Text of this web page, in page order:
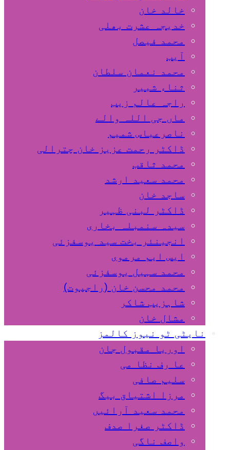
خالد خان
خدیجہ عشرت بھلی
محمد فیصل
آیب
محمد نعمان سلطان
ثناء شبیر
راجہ عالم زیب
ماں جی اللہ والے
ناصرعباس شمیم
ڈاکٹر رحمت عزیز خان چترالی
محمد ثاقب
محمد سعید ارشد
ساجد خان
ڈاکٹر لبنی ظہیر
سیدہ سنمبلہ بخاری
انجینئر بخت سید یوسفزئی
ایس ایم مرموی
محمد سہیل یوسفزئی
محمد محسن خان (راجپوت)
شاہزیب شاکر
مشال خان
نایٹی ٹو نیوز کالمز
اوریا مقبول جان
عا رف نظا می
سلیم صافی
مرزا اشتیاق بیگ
محمد سعید آرائیں
ڈاکٹر صغرا صدف
واصف ناگی